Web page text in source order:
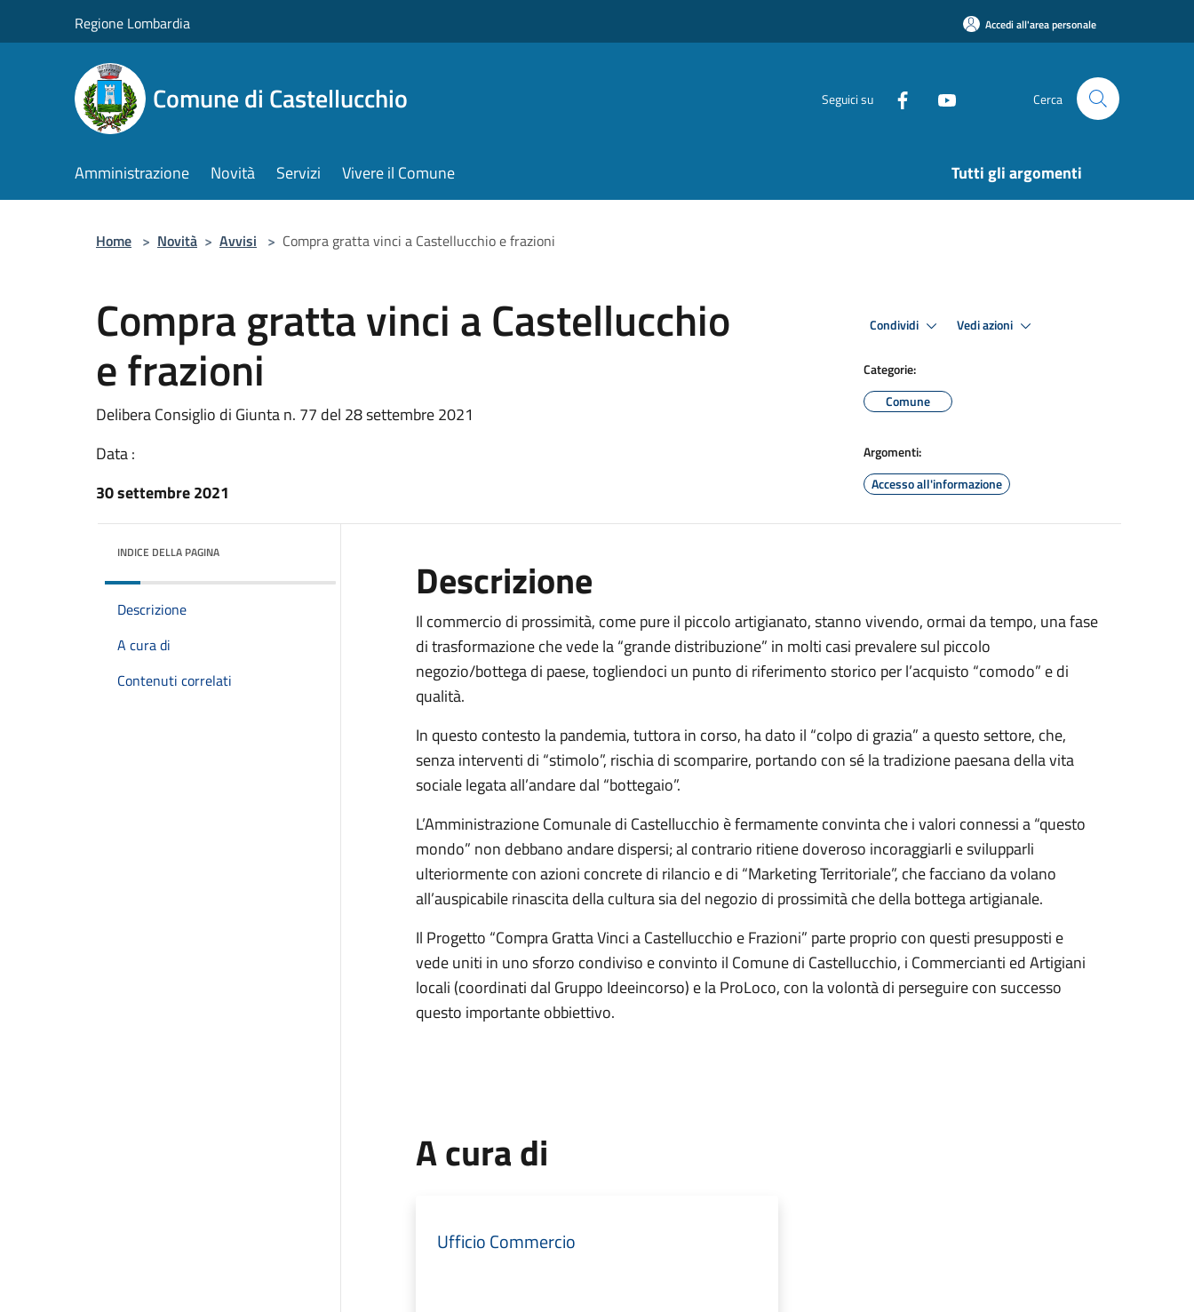
Regione Lombardia Accedi all'area personale
Comune di Castellucchio Seguici su Cerca
Amministrazione Novità Servizi Vivere il Comune Tutti gli argomenti
Home > Novità > Avvisi > Compra gratta vinci a Castellucchio e frazioni
Compra gratta vinci a Castellucchio
e frazioni
Delibera Consiglio di Giunta n. 77 del 28 settembre 2021
Data :
30 settembre 2021
Condividi Vedi azioni
Categorie:
Comune
Argomenti:
Accesso all'informazione
INDICE DELLA PAGINA
Descrizione
A cura di
Contenuti correlati
Descrizione
Il commercio di prossimità, come pure il piccolo artigianato, stanno vivendo, ormai da tempo, una fase
di trasformazione che vede la “grande distribuzione” in molti casi prevalere sul piccolo
negozio/bottega di paese, togliendoci un punto di riferimento storico per l’acquisto “comodo” e di
qualità.
In questo contesto la pandemia, tuttora in corso, ha dato il “colpo di grazia” a questo settore, che,
senza interventi di “stimolo”, rischia di scomparire, portando con sé la tradizione paesana della vita
sociale legata all’andare dal “bottegaio”.
L’Amministrazione Comunale di Castellucchio è fermamente convinta che i valori connessi a “questo
mondo” non debbano andare dispersi; al contrario ritiene doveroso incoraggiarli e svilupparli
ulteriormente con azioni concrete di rilancio e di “Marketing Territoriale”, che facciano da volano
all’auspicabile rinascita della cultura sia del negozio di prossimità che della bottega artigianale.
Il Progetto “Compra Gratta Vinci a Castellucchio e Frazioni” parte proprio con questi presupposti e
vede uniti in uno sforzo condiviso e convinto il Comune di Castellucchio, i Commercianti ed Artigiani
locali (coordinati dal Gruppo Ideeincorso) e la ProLoco, con la volontà di perseguire con successo
questo importante obbiettivo.
A cura di
Ufficio Commercio